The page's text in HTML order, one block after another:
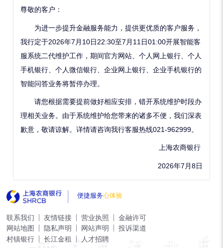
尊敬的客户：
为进一步提升金融服务能力，提供更优质的客户服务，
我行定于2026年7 月 10日22:30至7 月 11 日01:00开展智能客
服系统二代维护工作，期间官方网站、个人网 上银行、个人
手机银行 、个人微信银行 、企业网 上银行、企业手机银行的
智能问答业务将暂停办理。
请您根据需要提前做好相应安排，错开系统维护时段办
理相关业务。由于系统维护给您带来的诸多不便，我们深表
歉意，敬请谅解。详情请咨询我行客服热线021-962999。
上海农商银行
2026年7 月8日
便捷服务心体验
联系我们 友情链接 营业执照
金融许可
网站地图
隐私声明 网站声明
投诉渠道
村镇银行
长江金租 人才招聘